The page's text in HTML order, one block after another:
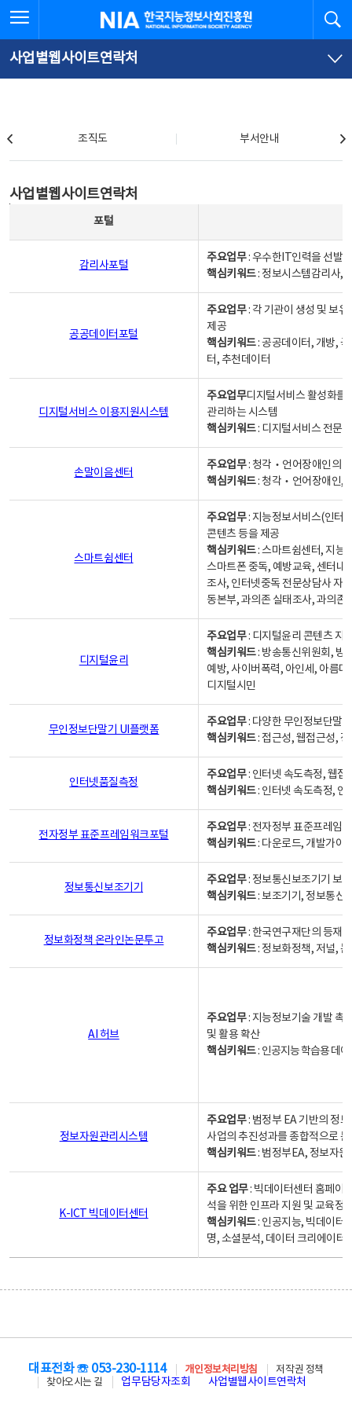
문
로
가
체
뉴
바
가
한국지능정보사회진흥원
사업별웹사이트연락처
조직도 부서안내
사업별웹사이트연락처
포털
감리사포털
주요업무: 우수한IT인력을 선발
핵심키워드: 정보시스템감리사,
공공데이터포털
주요업무: 각 기관이 생성 및 보
제공
핵심키워드: 공공데이터, 개방,
터, 추천데이터
디지털서비스 이용지원시스템
주요업무디지털서비스 활성화를
관리하는 시스템
핵심키워드: 디지털서비스 전문
손말이음센터
주요업무: 청각‧언어장애인의
핵심키워드: 청각‧언어장애인,
스마트쉼센터
주요업무: 지능정보서비스(인터
콘텐츠 등을 제공
핵심키워드: 스마트쉼센터, 지능
스마트폰 중독, 예방교육, 센터내
조사, 인터넷중독 전문상담사 자
동본부, 과의존 실태조사, 과의존
디지털윤리
주요업무: 디지털윤리 콘텐츠 지
핵심키워드: 방송통신위원회, 방
예방, 사이버폭력, 아인세, 아름
디지털시민
무인정보단말기 UI플랫폼
주요업무: 다양한 무인정보단말
핵심키워드: 접근성, 웹접근성,
인터넷품질측정
주요업무: 인터넷 속도측정, 웹접
핵심키워드: 인터넷 속도측정, 인
전자정부 표준프레임워크포털
주요업무: 전자정부 표준프레임
핵심키워드: 다운로드, 개발가이
정보통신보조기기
주요업무: 정보통신보조기기 보
핵심키워드: 보조기기, 정보통신
정보화정책 온라인논문투고
주요업무: 한국연구재단의 등재
핵심키워드: 정보화정책, 저널,
AI 허브
주요업무: 지능정보기술 개발 촉
및 활용 확산
핵심키워드: 인공지능 학습용 데
정보자원관리시스템
주요업무: 범정부 EA 기반의 정
사업의 추진성과를 종합적으로
핵심키워드: 범정부EA, 정보자
K-ICT 빅데이터센터
주요 업무: 빅데이터센터 홈페이
석을 위한 인프라 지원 및 교육정
핵심키워드: 인공지능, 빅데이터,
명, 소셜분석, 데이터 크리에이터
대표전화 ☏ 053-230-1114 개인정보처리방침
저작권 정책
찾아오시는 길
업무담당자조회 사업별웹사이트연락처